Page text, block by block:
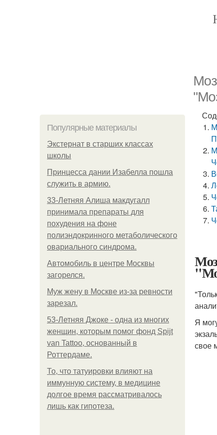
Популярные материалы
Экстернат в старших классах
школы
Принцесса дании Изабелла пошла
служить в армию.
33-Летняя Алиша макдугалл
принимала препараты для
похудения на фоне
полиэндокринного метаболического
овариального синдрома.
Автомобиль в центре Москвы
загорелся.
Mуж жену в Москве из-за ревности
зарезал.
53-Летняя Джоке - одна из многих
женщин, которым помог фонд Spijt
van Tattoo, основанный в
Роттердаме.
То, что татуировки влияют на
иммунную систему, в медицине
долгое время рассматривалось
лишь как гипотеза.
Я
свое